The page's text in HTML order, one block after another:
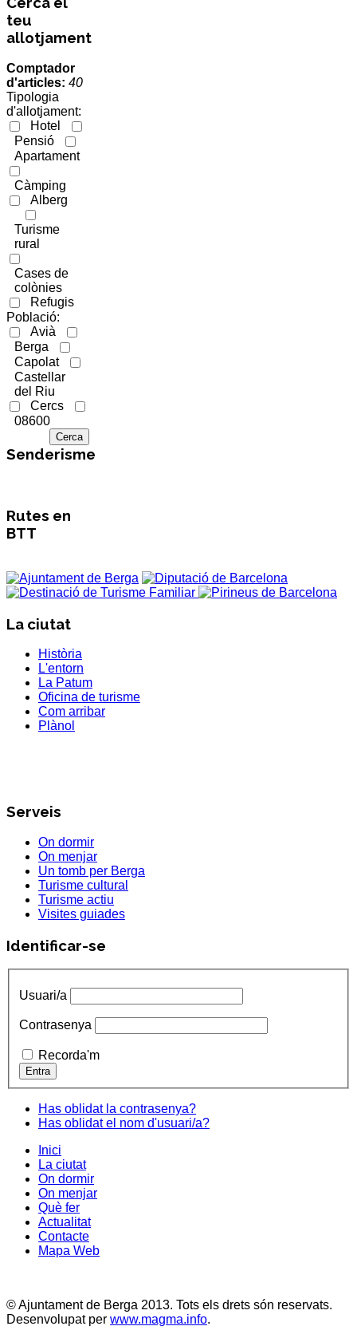
teu
allotjament
Comptador
d'articles: 40
Tipologia
d'allotjament:
Hotel
Pensió
Apartament
Càmping
Alberg
Turisme
rural
Cases de
colònies
Refugis
Població:
Avià
Berga
Capolat
Castellar
del Riu
Cercs
08600
Senderisme
Rutes en
BTT
La ciutat
Història
L'entorn
La Patum
Oficina de turisme
Com arribar
Plànol
Serveis
On dormir
On menjar
Un tomb per Berga
Turisme cultural
Turisme actiu
Visites guiades
Identificar-se
Usuari/a
Contrasenya
Recorda'm
Has oblidat la contrasenya?
Has oblidat el nom d'usuari/a?
Inici
La ciutat
On dormir
On menjar
Què fer
Actualitat
Contacte
Mapa Web
© Ajuntament de Berga 2013. Tots els drets són reservats.
Desenvolupat per www.magma.info.